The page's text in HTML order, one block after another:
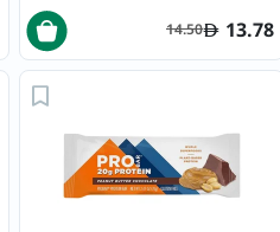
13.78
14.50